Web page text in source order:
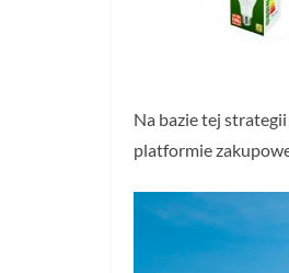
Na bazie tej
platformie